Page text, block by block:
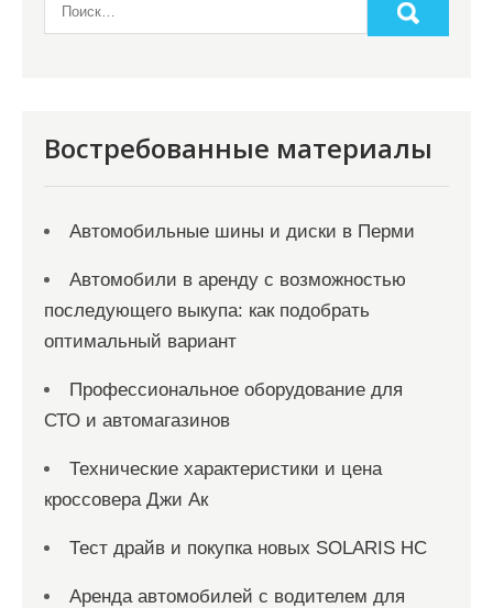
Востребованные материалы
Автомобильные шины и диски в Перми
Автомобили в аренду с возможностью
последующего выкупа: как подобрать
оптимальный вариант
Профессиональное оборудование для
СТО и автомагазинов
Технические характеристики и цена
кроссовера Джи Ак
Тест драйв и покупка новых SOLARIS HC
Аренда автомобилей с водителем для